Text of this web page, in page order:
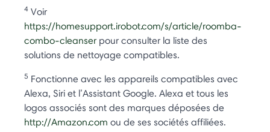
4 Voir
https://homesupport.irobot.com/s/article/roomba-
combo-cleanser pour consulter la liste des
solutions de nettoyage compatibles.
5 Fonctionne avec les appareils compatibles avec
Alexa, Siri et l’Assistant Google. Alexa et tous les
logos associés sont des marques déposées de
http://Amazon.com ou de ses sociétés affiliées.